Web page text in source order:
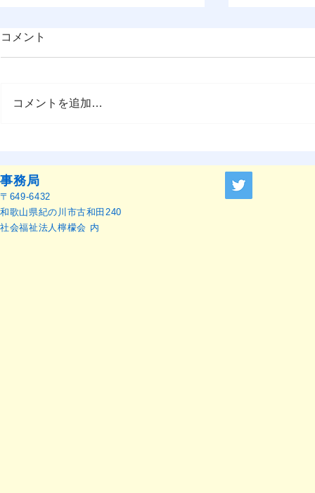
催のお知らせ
本語訳）
コメント
コメントを追加…
事務局
〒649-6432
和歌山県紀の川市古和田240
社会福祉法人檸檬会 内